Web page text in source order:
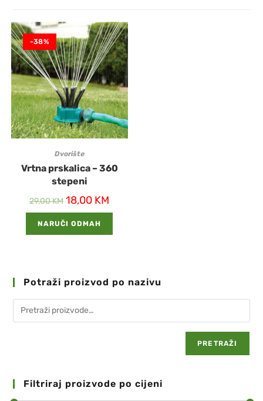
-38%
Dvorište
Vrtna prskalica – 360
stepeni
29,00KM 18,00 KM
NARUČI ODMAH
Potraži proizvod po nazivu
PRETRAŽI
Filtriraj proizvode po cijeni